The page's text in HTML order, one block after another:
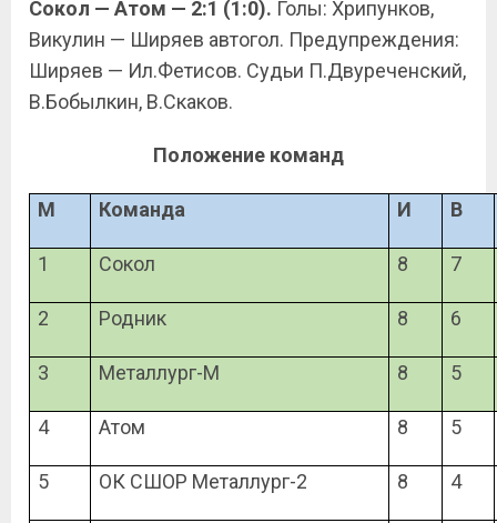
Сокол — Атом — 2:1 (1:0). Голы: Хрипунков,
Викулин — Ширяев автогол. Предупреждения:
Ширяев — Ил.Фетисов. Судьи П.Двуреченский,
В.Бобылкин, В.Скаков.
Положение команд
М Команда И В
1 Сокол 8 7
2 Родник 8 6
3 Металлург-М 8 5
4 Атом 8 5
5 ОК СШОР Металлург-2 8 4